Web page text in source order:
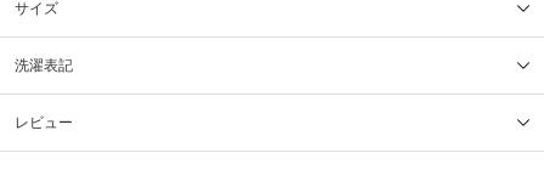
サイズ
洗濯表記
レビュー